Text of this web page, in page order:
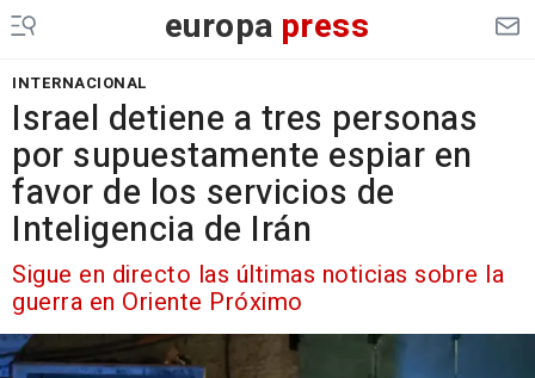
europa press
INTERNACIONAL
Israel detiene a tres personas
por supuestamente espiar en
favor de los servicios de
Inteligencia de Irán
Sigue en directo las últimas noticias sobre la
guerra en Oriente Próximo